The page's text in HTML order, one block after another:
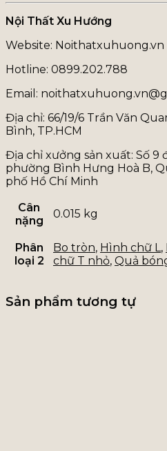
Nội Thất Xu Hướng
Website: Noithatxuhuong.vn
Hotline: 0899.202.788
Email:
Địa chỉ: 66/19/6 Trần Văn
Bình, TP.HCM
Địa chỉ xưởng sản xuất: Số 9
phường Bình Hưng Hoà B,
phố Hồ Chí Minh
Cân
nặng
0.015 kg
Phân
loại 2
Bo tròn, Hình chữ L,
chữ T nhỏ, Quả
Sản phẩm tương tự